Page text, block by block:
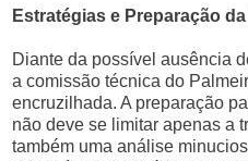
Estratégias e Preparação
Diante da possível ausência
a comissão técnica do
encruzilhada. A preparação
não deve se limitar apenas a
também uma análise